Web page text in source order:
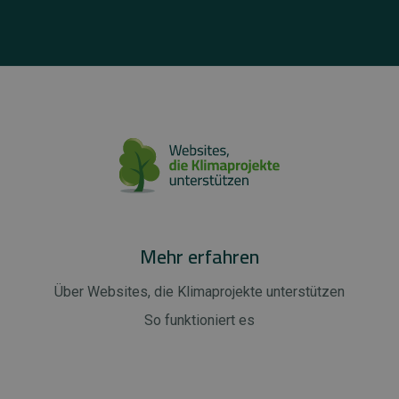
Mehr erfahren
Über Websites, die Klimaprojekte unterstützen
So funktioniert es